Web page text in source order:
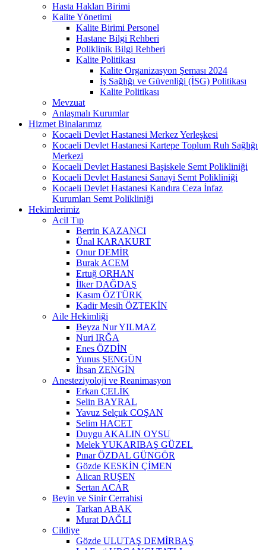
Hasta Hakları Birimi
Kalite Yönetimi
Kalite Birimi Personel
Hastane Bilgi Rehberi
Poliklinik Bilgi Rehberi
Kalite Politikası
Kalite Organizasyon Şeması 2024
İş Sağlığı ve Güvenliği (İSG) Politikası
Kalite Politikası
Mevzuat
Anlaşmalı Kurumlar
Hizmet Binalarımız
Kocaeli Devlet Hastanesi Merkez Yerleşkesi
Kocaeli Devlet Hastanesi Kartepe Toplum Ruh Sağlığı
Merkezi
Kocaeli Devlet Hastanesi Başiskele Semt Polikliniği
Kocaeli Devlet Hastanesi Sanayi Semt Polikliniği
Kocaeli Devlet Hastanesi Kandıra Ceza İnfaz
Kurumları Semt Polikliniği
Hekimlerimiz
Acil Tıp
Berrin KAZANCI
Ünal KARAKURT
Onur DEMİR
Burak ACEM
Ertuğ ORHAN
İlker DAĞDAŞ
Kasım ÖZTÜRK
Kadir Mesih ÖZTEKİN
Aile Hekimliği
Beyza Nur YILMAZ
Nuri IRĞA
Enes ÖZDİN
Yunus ŞENGÜN
İhsan ZENGİN
Anesteziyoloji ve Reanimasyon
Erkan ÇELİK
Selin BAYRAL
Yavuz Selçuk COŞAN
Selim HACET
Duygu AKALIN OYSU
Melek YUKARIBAŞ GÜZEL
Pınar ÖZDAL GÜNGÖR
Gözde KESKİN ÇİMEN
Alican RUŞEN
Sertan ACAR
Beyin ve Sinir Cerrahisi
Tarkan ABAK
Murat DAĞLI
Cildiye
Gözde ULUTAŞ DEMİRBAŞ